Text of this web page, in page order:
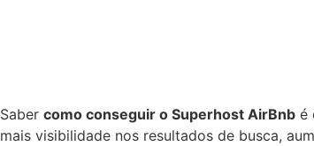
Saber como conseguir o Superhost AirBnb é
mais visibilidade nos resultados de busca,